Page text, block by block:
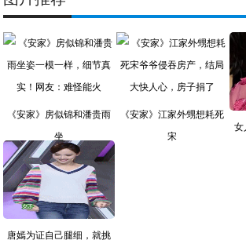
《安家》房似锦和潘贵雨
坐
《安家》江家外甥想耗死
宋
女
唐嫣为证自己腿细，就挑